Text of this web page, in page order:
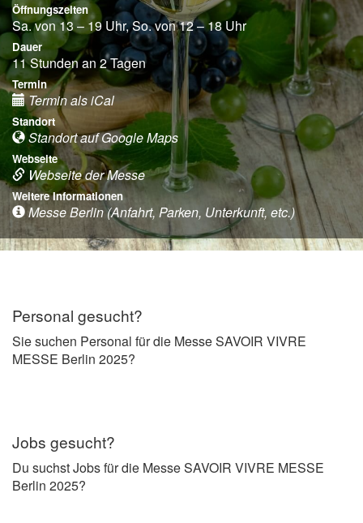
Öffnungszeiten
Sa. von 13 – 19 Uhr, So. von 12 – 18 Uhr
Dauer
11 Stunden an 2 Tagen
Termin
Termin als iCal
Standort
Standort auf Google Maps
Webseite
Webseite der Messe
Weitere Informationen
Messe Berlin (Anfahrt, Parken, Unterkunft, etc.)
Personal gesucht?
Sie suchen Personal für die Messe SAVOIR VIVRE
MESSE Berlin 2025?
Jobs gesucht?
Du suchst Jobs für die Messe SAVOIR VIVRE MESSE
Berlin 2025?